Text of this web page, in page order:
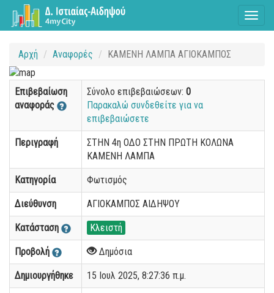
Αρχή Αναφορές ΚΑΜΕΝΗ ΛΑΜΠΑ ΑΓΙΟΚΑΜΠΟΣ
Επιβεβαίωση
αναφοράς
Σύνολο επιβεβαιώσεων: 0
Παρακαλώ συνδεθείτε για να
επιβεβαιώσετε
Περιγραφή
ΣΤΗΝ 4η ΟΔΟ ΣΤΗΝ ΠΡΩΤΗ ΚΟΛΩΝΑ
ΚΑΜΕΝΗ ΛΑΜΠΑ
Κατηγορία Φωτισμός
Διεύθυνση ΑΓΙΟΚΑΜΠΟΣ ΑΙΔΗΨΟΥ
Κατάσταση Κλειστή
Προβολή Δημόσια
Δημιουργήθηκε 15 Ιουλ 2025, 8:27:36 π.μ.